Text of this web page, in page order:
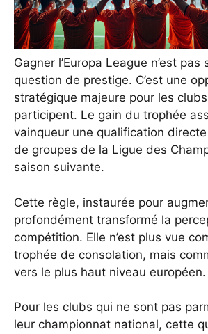
Gagner l’Europa League n’est
question de prestige. C’est une
stratégique majeure pour les
participent. Le gain du trophée
vainqueur une qualification
de groupes de la Ligue des
saison suivante.
Cette règle, instaurée pour
profondément transformé la
compétition. Elle n’est plus vue
trophée de consolation, mais
vers le plus haut niveau européen.
Pour les clubs qui ne sont pas
leur championnat national, cette